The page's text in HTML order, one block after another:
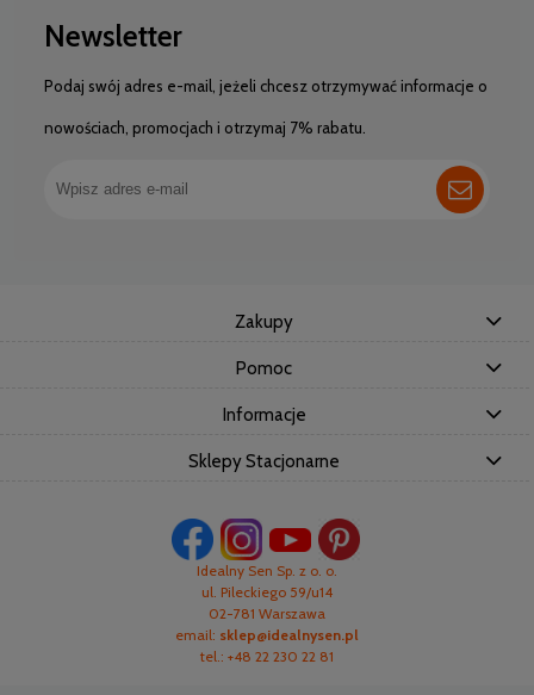
Newsletter
Podaj swój adres e-mail, jeżeli chcesz otrzymywać informacje o
nowościach, promocjach i otrzymaj 7% rabatu.
Zakupy
Pomoc
Informacje
Sklepy Stacjonarne
Idealny Sen Sp. z o. o.
ul. Pileckiego 59/u14
02-781 Warszawa
email: sklep@idealnysen.pl
tel.: +48 22 230 22 81